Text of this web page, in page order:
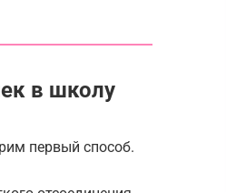
в школу
первый способ.